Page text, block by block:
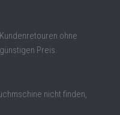
ohne
Preis.
nicht finden,